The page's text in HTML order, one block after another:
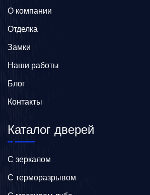
О компании
Отделка
Замки
Наши работы
Блог
Контакты
Каталог дверей
C зеркалом
C терморазрывом